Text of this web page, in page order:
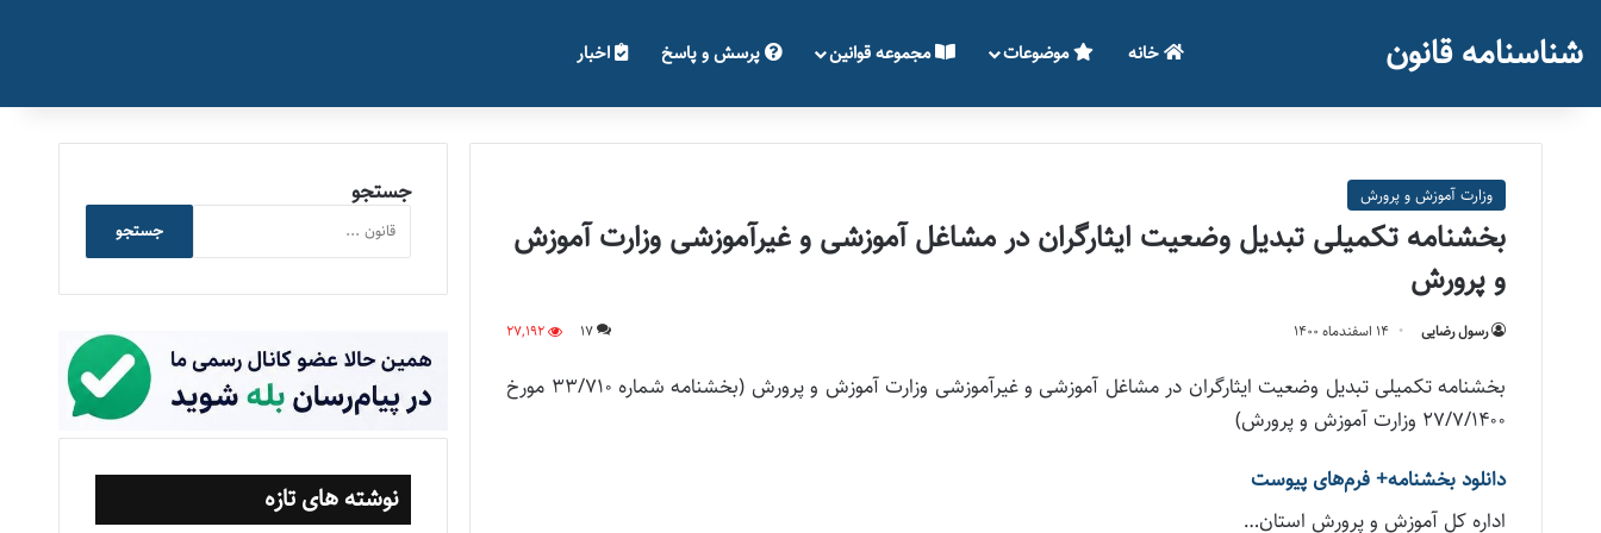
شناسنامه قانون خانه موضوعات مجموعه قوانین پرسش و پاسخ اخبار
وزارت آموزش و پرورش
بخشنامه تکمیلی تبدیل وضعیت ایثارگران در مشاغل آموزشی و غیرآموزشی وزارت آموزش
و پرورش
رسول رضایی ۱۴ اسفند‌ماه ۱۴۰۰ 17
27,192
بخشنامه تکمیلی تبدیل وضعیت ایثارگران در مشاغل آموزشی و غیرآموزشی وزارت آموزش و پرورش (بخشنامه شماره ۳۳/۷۱۰ مورخ
۲۷/۷/۱۴۰۰ وزارت آموزش و پرورش)
دانلود بخشنامه+ فرم‌های پیوست
اداره کل آموزش و پرورش استان…
جستجو
جستجو
نوشته های تازه